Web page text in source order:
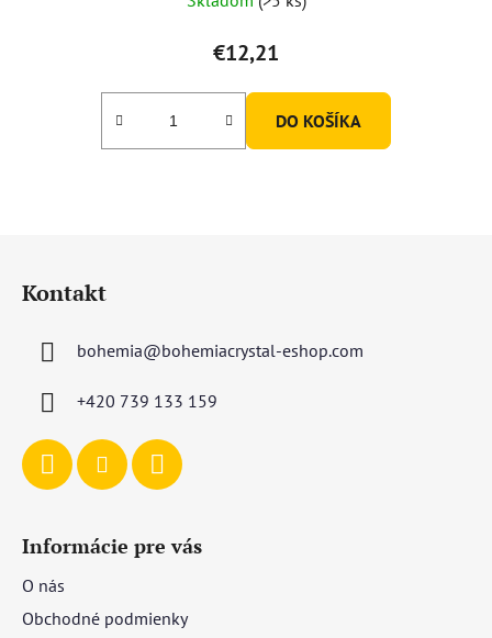
€12,21
DO KOŠÍKA
Kontakt
bohemia@bohemiacrystal-eshop.com
+420 739 133 159
Informácie pre vás
O nás
Obchodné podmienky